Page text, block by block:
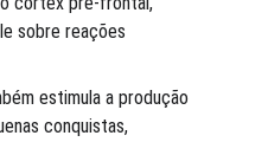
sobre reações
estimula a produção
conquistas,